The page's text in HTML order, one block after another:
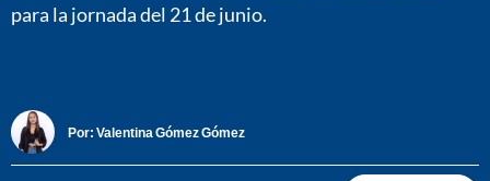
para la jornada del 21 de junio.
Por: Valentina Gómez Gómez